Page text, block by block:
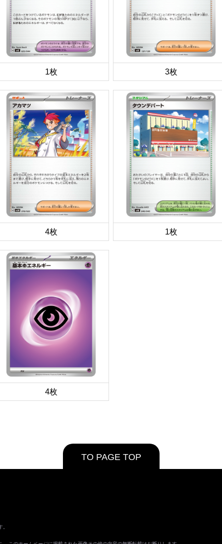
1枚 3枚
4枚 1枚
4枚
TO PAGE TOP